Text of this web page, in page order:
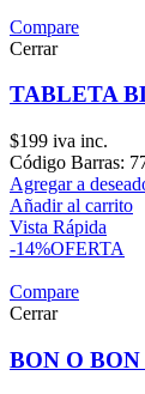
Compare
Cerrar
TABLETA
$199 iva inc.
Código Barras:
Agregar a
Añadir al carrito
Vista Rápida
-14%OFERTA
Compare
Cerrar
BON O